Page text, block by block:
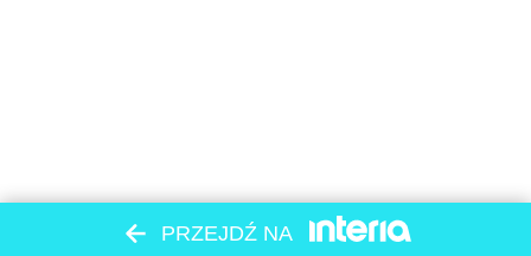
PRZEJDŹ NA